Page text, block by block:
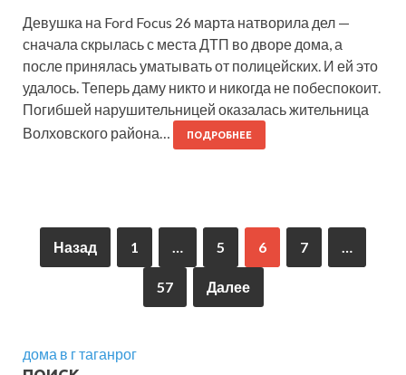
Девушка на Ford Focus 26 марта натворила дел —
сначала скрылась с места ДТП во дворе дома, а
после принялась уматывать от полицейских. И ей это
удалось. Теперь даму никто и никогда не побеспокоит.
Погибшей нарушительницей оказалась жительница
Волховского района…
ПОДРОБНЕЕ
Назад 1 … 5 6 7 …
57 Далее
дома в г таганрог